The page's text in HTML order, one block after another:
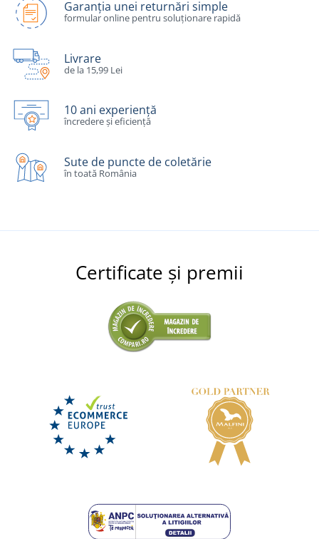
Garanția unei returnări simple
formular online pentru soluționare rapidă
Livrare
de la 15,99 Lei
10 ani experiență
încredere și eficiență
Sute de puncte de coletărie
în toată România
Certificate și premii